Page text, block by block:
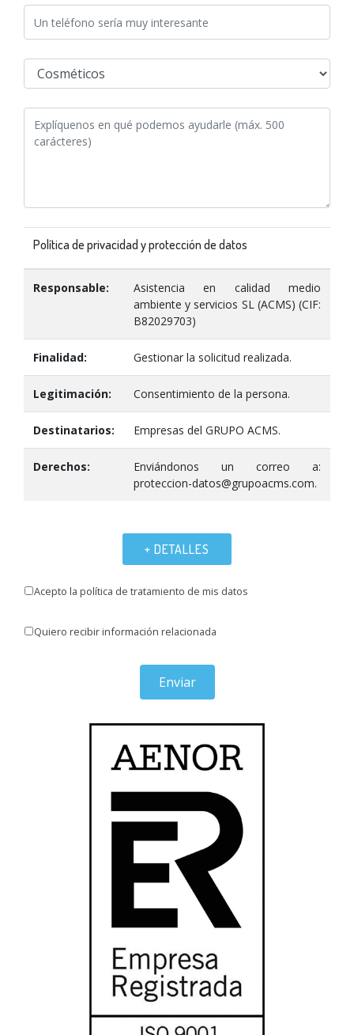
Política de privacidad y protección de datos
Responsable:
Asistencia en calidad medio
ambiente y servicios SL (ACMS) (CIF:
B82029703)
Finalidad: Gestionar la solicitud realizada.
Legitimación: Consentimiento de la persona.
Destinatarios: Empresas del GRUPO ACMS.
Derechos:
Enviándonos un correo a:
proteccion-datos@grupoacms.com.
+ DETALLES
Acepto la política de tratamiento de mis datos
Quiero recibir información relacionada
Enviar